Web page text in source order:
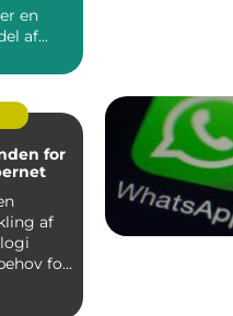
en
af
for
af
for